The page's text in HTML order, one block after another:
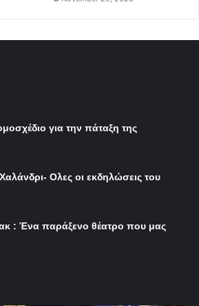
για την πάταξη της
Ολες οι εκδηλώσεις του
: Ένα παράξενο θέατρο που μας